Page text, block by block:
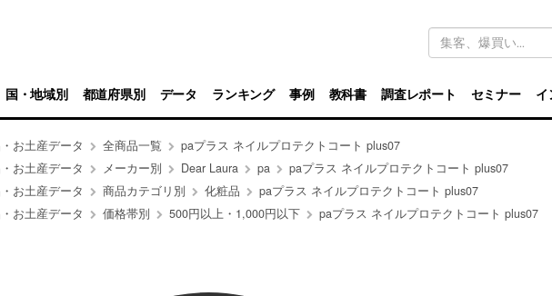
キ
ワ
ド
検
索
国・地域別 都道府県別 データ ランキング 事例 教科書 調査レポート セミナー イ
お土産データ 全商品一覧
paプラス ネイルプロテクトコート plus07
お土産データ メーカー別 Dear Laura pa
paプラス ネイルプロテクトコート plus07
お土産データ 商品カテゴリ別 化粧品
paプラス ネイルプロテクトコート plus07
お土産データ 価格帯別 500円以上・1,000円以下 paプラス ネイルプロテクトコート plus07